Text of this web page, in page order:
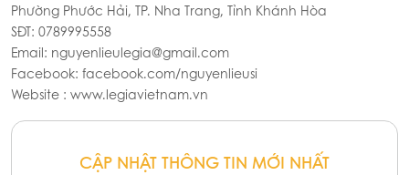
Phường Phước Hải, TP. Nha Trang, Tỉnh Khánh Hòa
SĐT: 0789995558
Email: nguyenlieulegia@gmail.com
Facebook: facebook.com/nguyenlieusi
Website : www.legiavietnam.vn
CẬP NHẬT THÔNG TIN MỚI NHẤT